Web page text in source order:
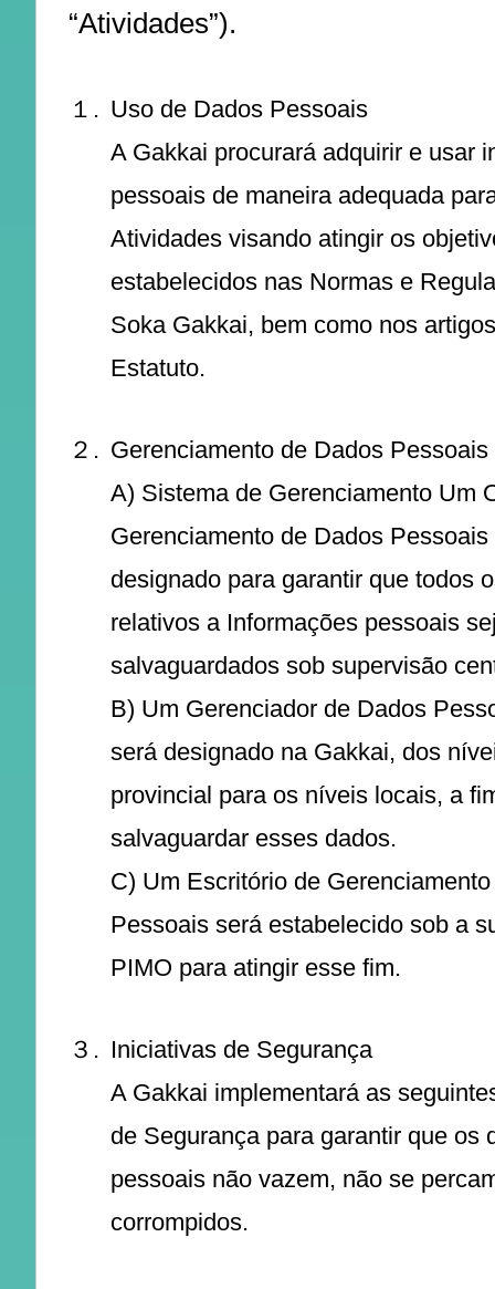
“Atividades”).
１. Uso de Dados Pessoais
A Gakkai procurará adquirir e usar
pessoais de maneira adequada
Atividades visando atingir os
estabelecidos nas Normas e
Soka Gakkai, bem como nos
Estatuto.
２. Gerenciamento de Dados Pessoais
A) Sistema de Gerenciamento Um
Gerenciamento de Dados
designado para garantir que todos
relativos a Informações pessoais
salvaguardados sob supervisão
B) Um Gerenciador de Dados
será designado na Gakkai, dos
provincial para os níveis locais, a
salvaguardar esses dados.
C) Um Escritório de
Pessoais será estabelecido sob a
PIMO para atingir esse fim.
３. Iniciativas de Segurança
A Gakkai implementará as
de Segurança para garantir que os
pessoais não vazem, não se
corrompidos.